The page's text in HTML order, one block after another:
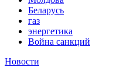
Беларусь
газ
энергетика
Война санкций
Новости